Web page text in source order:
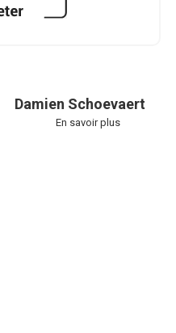
Damien Schoevaert
En savoir plus